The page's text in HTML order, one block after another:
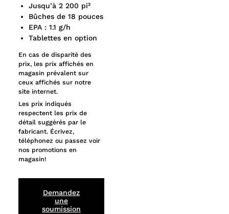
Jusqu’à 2 200 pi²
Bûches de 18 pouces
EPA : 1.1 g/h
Tablettes en option
En cas de disparité des
prix, les prix affichés en
magasin prévalent sur
ceux affichés sur notre
site internet.
Les prix indiqués
respectent les prix de
détail suggérés par le
fabricant. Écrivez,
téléphonez ou passez voir
nos promotions en
magasin!
Demandez
une
soumission